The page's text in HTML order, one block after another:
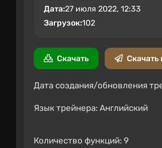
Дата:27 июля 2022, 12:33
Загрузок:102
Скачать Скачать
Дата создания/обновления
Язык трейнера: Английский
Количество функций: 9